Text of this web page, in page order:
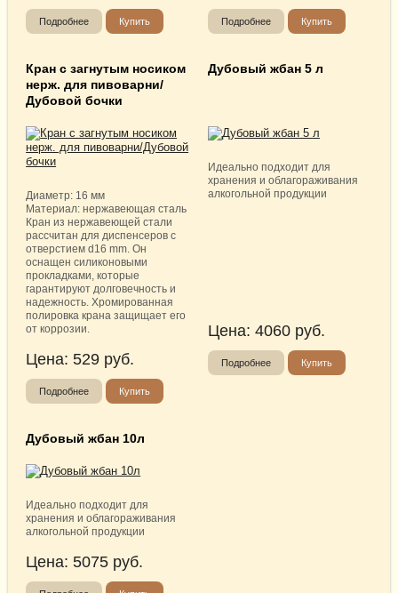
Подробнее Купить Подробнее Купить
Кран с загнутым носиком
нерж. для пивоварни/
Дубовой бочки
Диаметр: 16 мм
Материал: нержавеющая сталь
Кран из нержавеющей стали
рассчитан для диспенсеров с
отверстием d16 mm. Он
оснащен силиконовыми
прокладками, которые
гарантируют долговечность и
надежность. Хромированная
полировка крана защищает его
от коррозии.
Цена:529 руб.
Подробнее Купить
Дубовый жбан 5 л
Идеально подходит для
хранения и облагораживания
алкогольной продукции
Цена: 4060 руб.
Подробнее Купить
Дубовый жбан 10л
Идеально подходит для
хранения и облагораживания
алкогольной продукции
Цена:5075 руб.